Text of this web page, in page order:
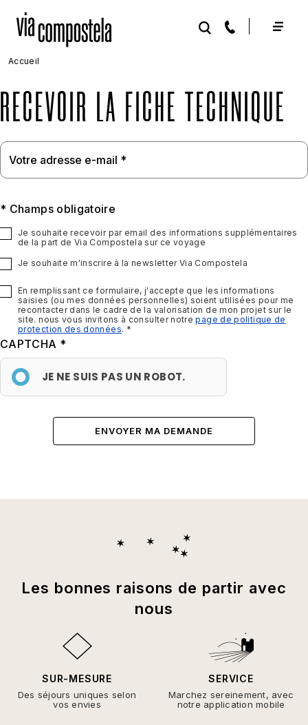
Accueil
RECEVOIR LA FICHE TECHNIQUE
* Champs obligatoire
Je souhaite recevoir par email des informations supplémentaires
de la part de Via Compostela sur ce voyage
Je souhaite m'inscrire à la newsletter Via Compostela
En remplissant ce formulaire, j'accepte que les informations
saisies (ou mes données personnelles) soient utilisées pour me
recontacter dans le cadre de la valorisation de mon projet sur le
site. nous vous invitons à consulter notrepage de politique de
protection des données.
CAPTCHA
JE NE SUIS PAS UN ROBOT.
Les bonnes raisons de partir avec
nous
SUR-MESURE
Des séjours uniques selon
vos envies
SERVICE
Marchez sereinement, avec
notre application mobile